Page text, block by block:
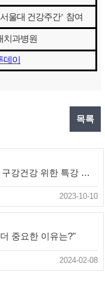
서울대 건강주간’ 참여
치과병원
데이
목록
[스포츠조선] 관악서울대치과병원, 주민 구강건강 위한 특강 열어
2023-10-10
중요한 이유는?"
2024-02-08